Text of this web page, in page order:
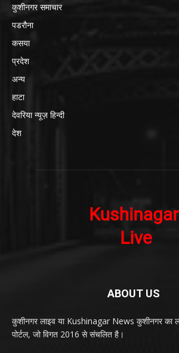
कुशीनगर समाचार
पडरौना
कसया
प्रदेश
अन्य
हाटा
देवरिया न्यूज़ हिन्दी
देश
ABOUT US
कुशीनगर लाइव या Kushinagar News कुशीनगर का
पोर्टल, जो विगत 2016 से संचलित है।